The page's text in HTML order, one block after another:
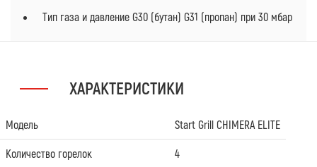
Тип газа и давление G30 (бутан) G31 (пропан) при 30 мбар
ХАРАКТЕРИСТИКИ
Модель Start Grill CHIMERA ELITE
Количество горелок 4